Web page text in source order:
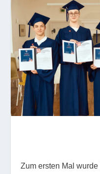
Zum ersten Mal